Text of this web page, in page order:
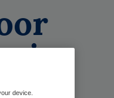
in
device.